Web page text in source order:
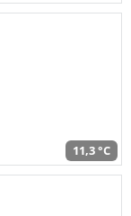
11,3 °C